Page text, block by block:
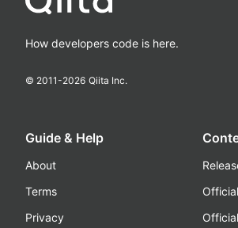
How developers code is here.
© 2011-2026 Qiita Inc.
Guide & Help
About
Terms
Privacy